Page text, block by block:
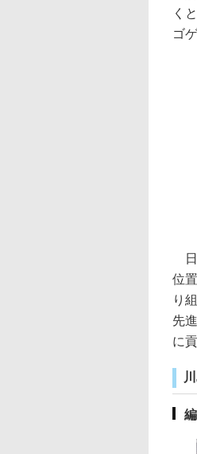
く
ゴ
日
位
り
先
に